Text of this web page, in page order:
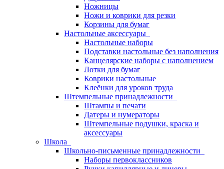
Ножницы
Ножи и коврики для резки
Корзины для бумаг
Настольные аксессуары
Настольные наборы
Подставки настольные без наполнения
Канцелярские наборы с наполнением
Лотки для бумаг
Коврики настольные
Клеёнки для уроков труда
Штемпельные принадлежности
Штампы и печати
Датеры и нумераторы
Штемпельные подушки, краска и
аксессуары
Школа
Школьно-письменные принадлежности
Наборы первоклассников